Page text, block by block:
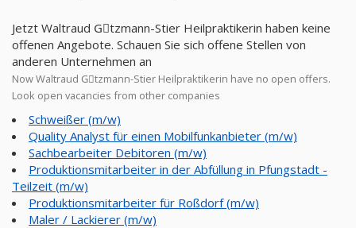
Jetzt Waltraud Gِtzmann-Stier Heilpraktikerin haben keine
offenen Angebote. Schauen Sie sich offene Stellen von
anderen Unternehmen an
Now Waltraud Gِtzmann-Stier Heilpraktikerin have no open offers.
Look open vacancies from other companies
Schweißer (m/w)
Quality Analyst für einen Mobilfunkanbieter (m/w)
Sachbearbeiter Debitoren (m/w)
Produktionsmitarbeiter in der Abfüllung in Pfungstadt -
Teilzeit (m/w)
Produktionsmitarbeiter für Roßdorf (m/w)
Maler / Lackierer (m/w)